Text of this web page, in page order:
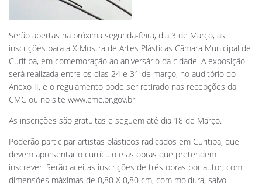
Serão abertas na próxima segunda-feira, dia 3 de Março, as
inscrições para a X Mostra de Artes Plásticas Câmara Municipal de
Curitiba, em comemoração ao aniversário da cidade. A exposição
será realizada entre os dias 24 e 31 de março, no auditório do
Anexo II, e o regulamento pode ser retirado nas recepções da
CMC ou no site www.cmc.pr.gov.br
As inscrições são gratuitas e seguem até dia 18 de Março.
Poderão participar artistas plásticos radicados em Curitiba, que
devem apresentar o currículo e as obras que pretendem
inscrever. Serão aceitas inscrições de três obras por autor, com
dimensões máximas de 0,80 X 0,80 cm, com moldura, salvo